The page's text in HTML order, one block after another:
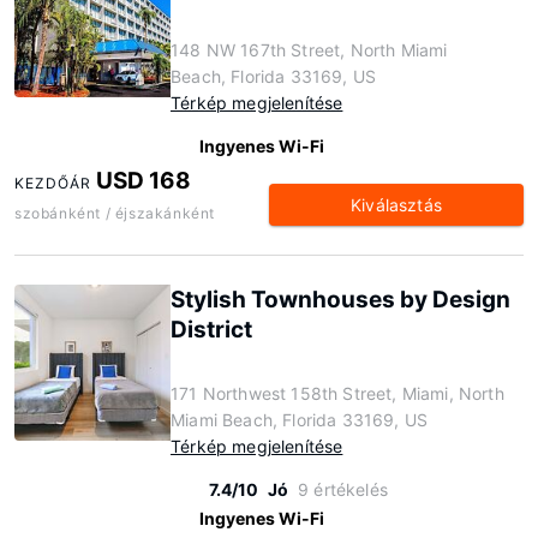
148 NW 167th Street, North Miami
Beach, Florida 33169, US
Térkép megjelenítése
Ingyenes Wi-Fi
KEZDŐÁR USD 168
szobánként / éjszakánként Kiválasztás
Stylish Townhouses by Design
District
171 Northwest 158th Street, Miami, North
Miami Beach, Florida 33169, US
Térkép megjelenítése
7.4/10 Jó 9 értékelés
Ingyenes Wi-Fi